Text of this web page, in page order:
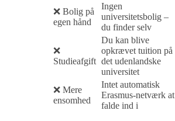
❌ Bolig på
egen hånd
Ingen
universitetsbolig –
du finder selv
❌
Studieafgift
Du kan blive
opkrævet tuition på
det udenlandske
universitet
❌ Mere
ensomhed
Intet automatisk
Erasmus-netværk at
falde ind i